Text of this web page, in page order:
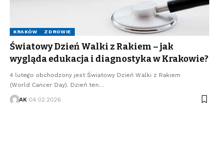
KRAKÓW ZDROWIE
Światowy Dzień Walki z Rakiem – jak
wygląda edukacja i diagnostyka w Krakowie?
4 lutego obchodzony jest Światowy Dzień Walki z Rakiem
(World Cancer Day). Dzień ten…
AK 04.02.2026